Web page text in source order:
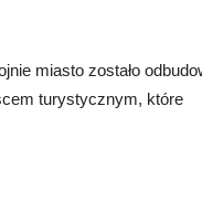
miasto zostało
turystycznym, które